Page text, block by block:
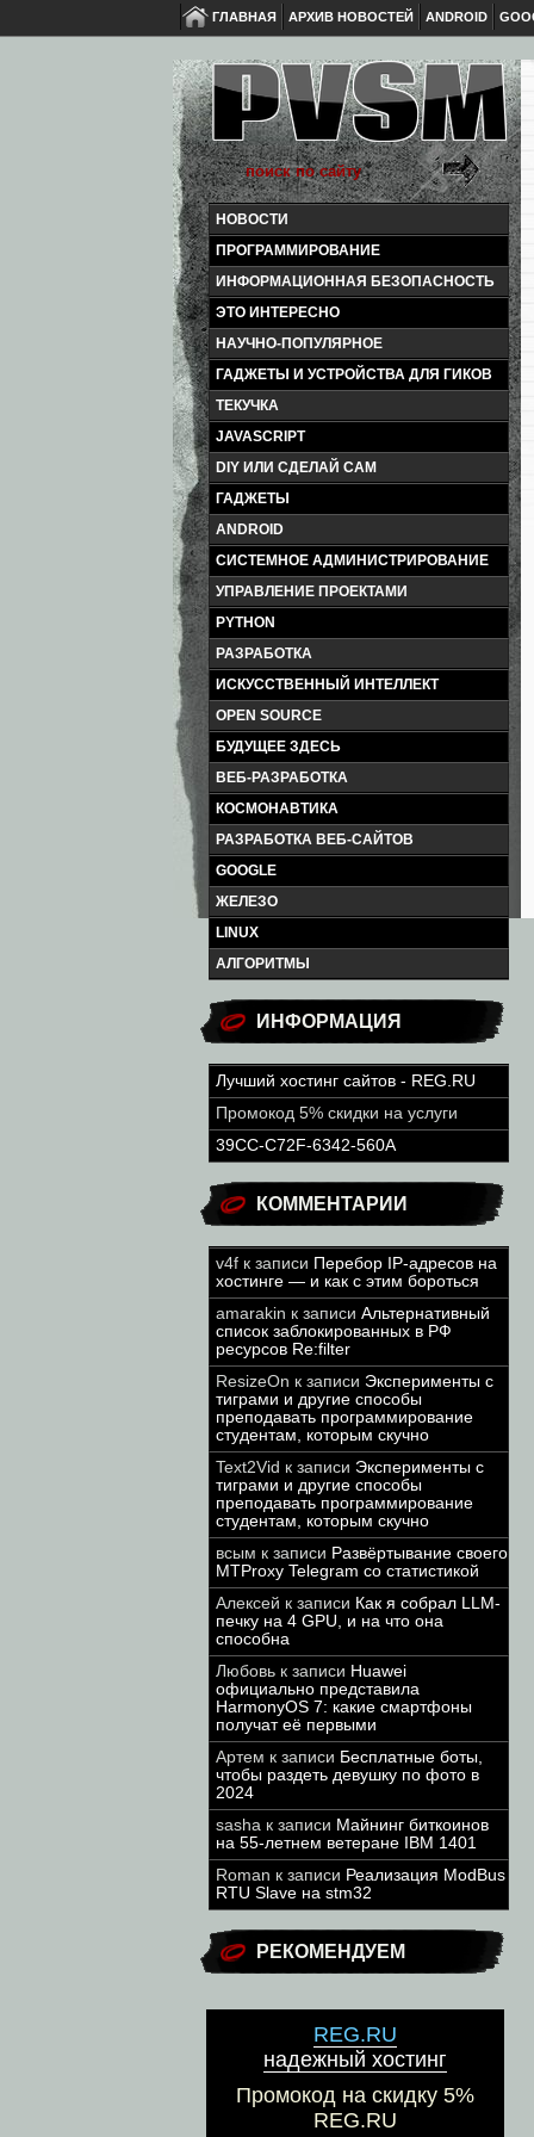
ГЛАВНАЯ АРХИВ НОВОСТЕЙ ANDROID
НОВОСТИ
ПРОГРАММИРОВАНИЕ
ИНФОРМАЦИОННАЯ БЕЗОПАСНОСТЬ
ЭТО ИНТЕРЕСНО
НАУЧНО-ПОПУЛЯРНОЕ
ГАДЖЕТЫ И УСТРОЙСТВА ДЛЯ ГИКОВ
ТЕКУЧКА
JAVASCRIPT
DIY ИЛИ СДЕЛАЙ САМ
ГАДЖЕТЫ
ANDROID
СИСТЕМНОЕ АДМИНИСТРИРОВАНИЕ
УПРАВЛЕНИЕ ПРОЕКТАМИ
PYTHON
РАЗРАБОТКА
ИСКУССТВЕННЫЙ ИНТЕЛЛЕКТ
OPEN SOURCE
БУДУЩЕЕ ЗДЕСЬ
ВЕБ-РАЗРАБОТКА
КОСМОНАВТИКА
РАЗРАБОТКА ВЕБ-САЙТОВ
GOOGLE
ЖЕЛЕЗО
LINUX
АЛГОРИТМЫ
ИНФОРМАЦИЯ
Лучший хостинг сайтов - REG.RU
Промокод 5% скидки на услуги
39CC-C72F-6342-560A
КОММЕНТАРИИ
v4f к записи Перебор IP-адресов на
хостинге — и как с этим бороться
amarakin к записи Альтернативный
список заблокированных в РФ
ресурсов Re:filter
ResizeOn к записи Эксперименты с
тиграми и другие способы
преподавать программирование
студентам, которым скучно
Text2Vid к записи Эксперименты с
тиграми и другие способы
преподавать программирование
студентам, которым скучно
всым к записи Развёртывание своего
MTProxy Telegram со статистикой
Алексей к записи Как я собрал LLM-
печку на 4 GPU, и на что она
способна
Любовь к записи Huawei
официально представила
HarmonyOS 7: какие смартфоны
получат её первыми
Артем к записи Бесплатные боты,
чтобы раздеть девушку по фото в
2024
sasha к записи Майнинг биткоинов
на 55-летнем ветеране IBM 1401
Roman к записи Реализация ModBus
RTU Slave на stm32
РЕКОМЕНДУЕМ
REG.RU
надежный хостинг
Промокод на скидку 5%
REG.RU